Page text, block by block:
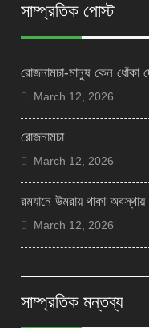
সাম্প্রতিক পোস্ট
রোজনামচা-মানুষ কেন ধোঁকা
March 12, 2026
রোজনামচা
March 12, 2026
রমযানে উমরায় থাকা
March 12, 2026
সাম্প্রতিক মন্তব্য